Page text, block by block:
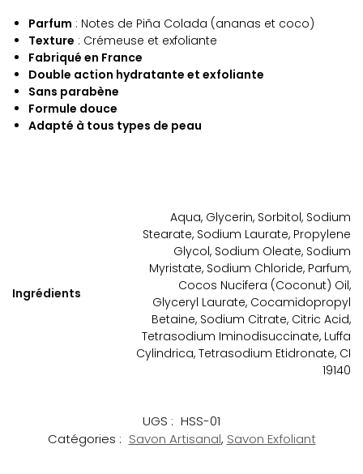
Parfum : Notes de Piña Colada (ananas et coco)
Texture : Crémeuse et exfoliante
Fabriqué en France
Double action hydratante et exfoliante
Sans parabène
Formule douce
Adapté à tous types de peau
Ingrédients
Aqua, Glycerin, Sorbitol, Sodium
Stearate, Sodium Laurate, Propylene
Glycol, Sodium Oleate, Sodium
Myristate, Sodium Chloride, Parfum,
Cocos Nucifera (Coconut) Oil,
Glyceryl Laurate, Cocamidopropyl
Betaine, Sodium Citrate, Citric Acid,
Tetrasodium Iminodisuccinate, Luffa
Cylindrica, Tetrasodium Etidronate, CI
19140
UGS : HSS-01
Catégories : Savon Artisanal, Savon Exfoliant